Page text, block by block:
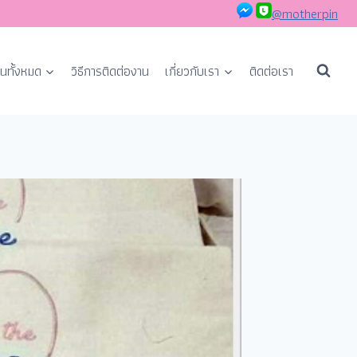
@motherpin
ทั้งหมด วิธีการติดต่องาน เกี่ยวกับเรา ติดต่อเรา